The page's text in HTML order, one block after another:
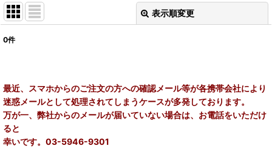
表示順変更
並び順:
0件
最近、スマホからのご注文の方への確認メール等が各携帯会社により
迷惑メールとして処理されてしまうケースが多発しております。
万が一、弊社からのメールが届いていない場合は、お電話をいただけ
ると
幸いです。03-5946-9301